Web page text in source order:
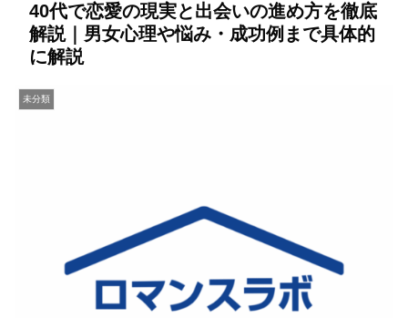
40代で恋愛の現実と出会いの進め方を徹底
解説｜男女心理や悩み・成功例まで具体的
に解説
未分類